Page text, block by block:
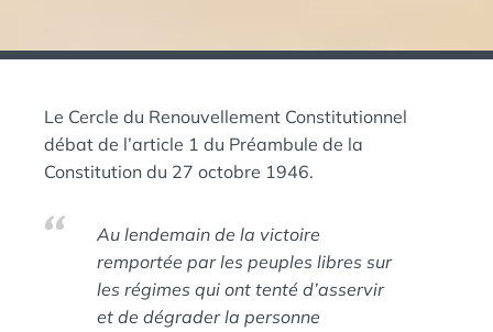
É
E
D
A
N
Le Cercle du Renouvellement Constitutionnel
débat de l’article 1 du Préambule de la
Constitution du 27 octobre 1946.
Au lendemain de la victoire
remportée par les peuples libres sur
les régimes qui ont tenté d’asservir
et de dégrader la personne